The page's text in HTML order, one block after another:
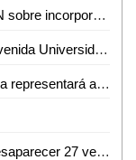
"Se juntan los burros para rascarse", PAN sobre incorporación de Tecmol al Partido Verde
Nuevas gasolineras se instalarán en la avenida Universidad de Ciudad Valles
Mariachi Internacional Rey de la Huasteca representará a México en Hungría
La ruta de la corrupción: así intentaron desaparecer 27 vehículos del Ayuntamiento de San Luis Potosí